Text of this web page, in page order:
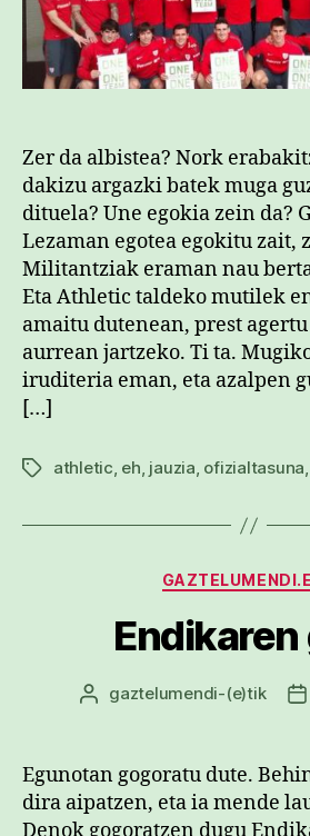
Zer da albistea? Nork
dakizu argazki batek muga
dituela? Une egokia zein da?
Lezaman egotea egokitu zait,
Militantziak eraman nau
Eta Athletic taldeko mutilek
amaitu dutenean, prest
aurrean jartzeko. Ti ta.
iruditeria eman, eta azalpen
[…]
Etiketakathletic, eh, jauzia, ofizialtasuna,
Endikaren
Argitalpenaren
gaztelumendi-(e)tik
Egunotan gogoratu dute.
dira aipatzen, eta ia mende
Denok gogoratzen dugu